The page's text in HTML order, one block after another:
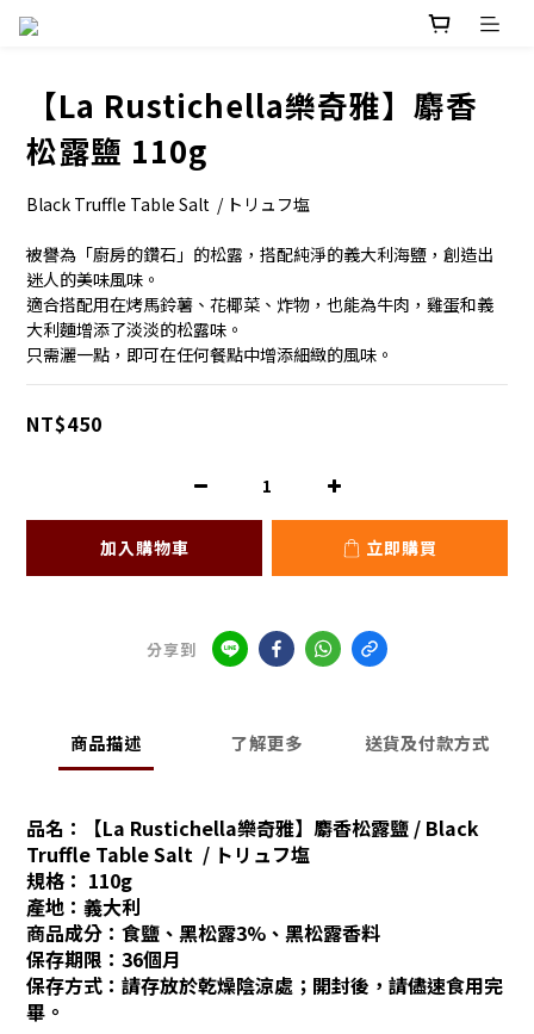
【La Rustichella樂奇雅】麝香
松露鹽 110g
Black Truffle Table Salt  / トリュフ塩
被譽為「廚房的鑽石」的松露，搭配純淨的義大利海鹽，創造出
迷人的美味風味。
適合搭配用在烤馬鈴薯、花椰菜、炸物，也能為牛肉，雞蛋和義
大利麵增添了淡淡的松露味。
只需灑一點，即可在任何餐點中增添細緻的風味。
NT$450
加入購物車 立即購買
分享到
商品描述 了解更多 送貨及付款方式
品名：
【La Rustichella樂奇雅】麝香松露鹽 / Black
Truffle Table Salt / トリュフ塩
規格： 110g
產地：義大利
商品成分： 食鹽、黑松露3%、黑松露香料
保存期限：36個月
保存方式：請存放於乾燥陰涼處；開封後，請儘速食用完
畢。